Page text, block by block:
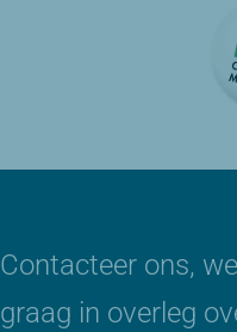
Contacteer ons,
graag in overleg